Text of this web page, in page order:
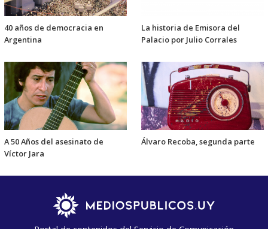
40 años de democracia en
Argentina
La historia de Emisora del
Palacio por Julio Corrales
A 50 Años del asesinato de
Víctor Jara
Álvaro Recoba, segunda parte